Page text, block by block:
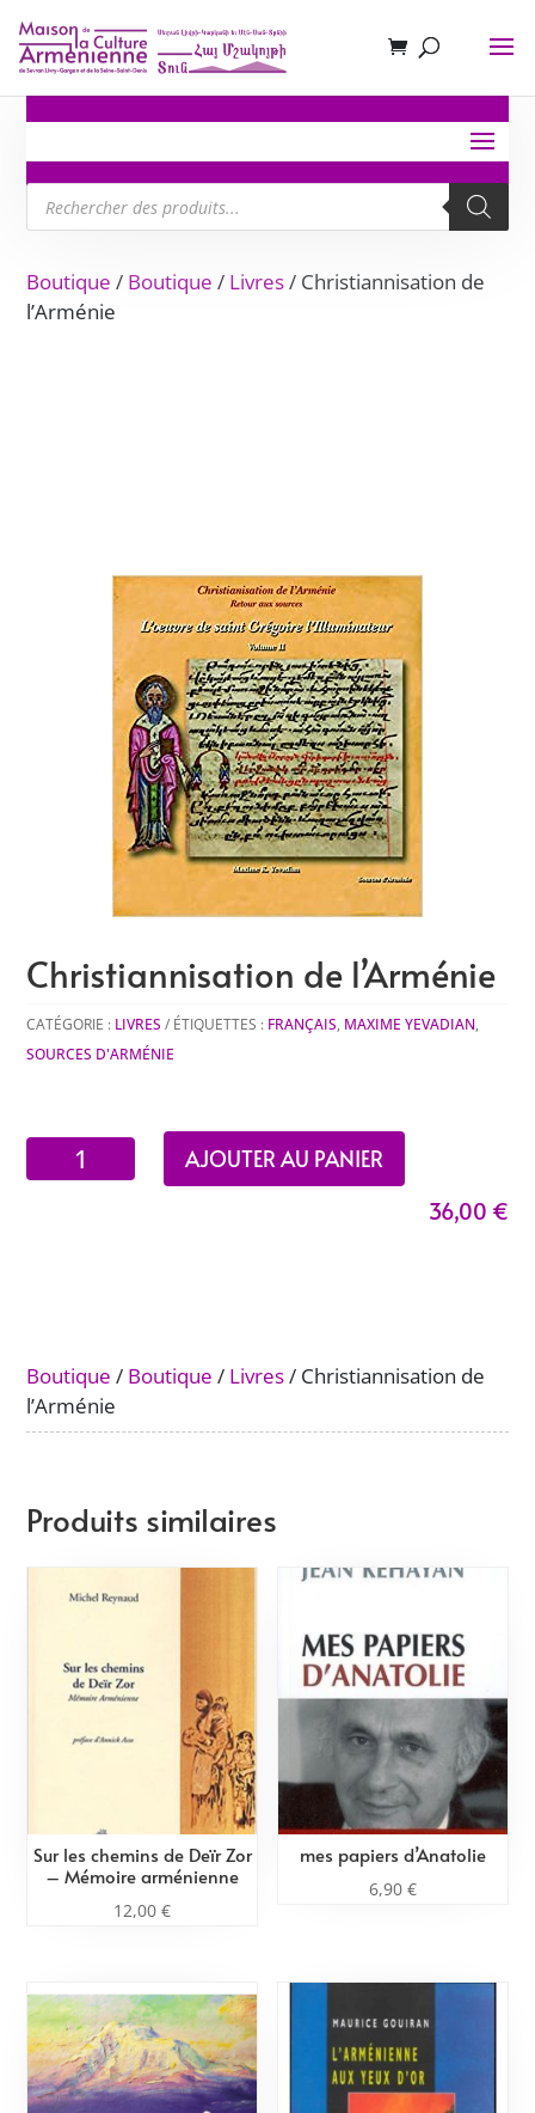
Recherche
de
produits
Boutique / Boutique / Livres/ Christiannisation de
l’Arménie
Christiannisation de l’Arménie
CATÉGORIE : LIVRES ÉTIQUETTES : FRANÇAIS, MAXIME YEVADIAN,
SOURCES D'ARMÉNIE
quantité
de
AJOUTER AU PANIER
36,00 €
Boutique / Boutique / Livres/ Christiannisation de
l’Arménie
Produits similaires
Sur les chemins de Deïr Zor
– Mémoire arménienne
12,00€
mes papiers d’Anatolie
6,90 €